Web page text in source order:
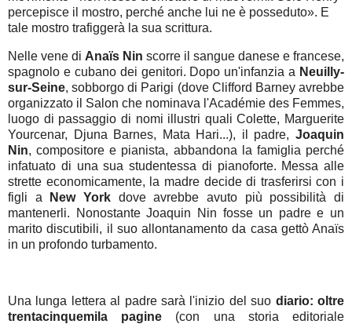
percepisce il mostro, perché anche lui ne è posseduto». E
tale mostro trafiggerà la sua scrittura.
Nelle vene di Anaïs Nin scorre il sangue danese e francese,
spagnolo e cubano dei genitori. Dopo un'infanzia a Neuilly-
sur-Seine, sobborgo di Parigi (dove Clifford Barney avrebbe
organizzato il Salon che nominava l'Académie des Femmes,
luogo di passaggio di nomi illustri quali Colette, Marguerite
Yourcenar, Djuna Barnes, Mata Hari...), il padre, Joaquin
Nin, compositore e pianista, abbandona la famiglia perché
infatuato di una sua studentessa di pianoforte. Messa alle
strette economicamente, la madre decide di trasferirsi con i
figli a
New York dove avrebbe avuto più possibilità di
mantenerli. Nonostante Joaquin Nin fosse un padre e un
marito discutibili, il suo allontanamento da casa gettò Anaïs
in un profondo turbamento.
Una lunga lettera al padre sarà l'inizio del suo diario: oltre
trentacinquemila pagine (con una storia editoriale